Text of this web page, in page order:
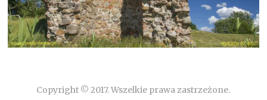
Copyright © 2017. Wszelkie prawa zastrzeżone.